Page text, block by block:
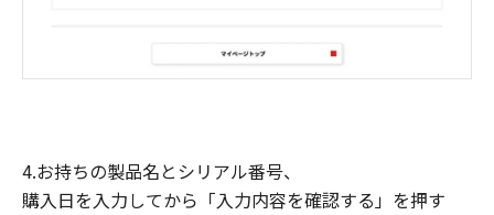
4.お持ちの製品名とシリアル番号、
購入日を入力してから「入力内容を確認する」を押す